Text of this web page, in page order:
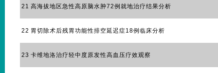
21 高海拔地区急性高原脑水肿72例就地治疗结果分析
22 胃切除术后残胃功能性排空延迟症18例临床分析
23 卡维地洛治疗轻中度原发性高血压疗效观察